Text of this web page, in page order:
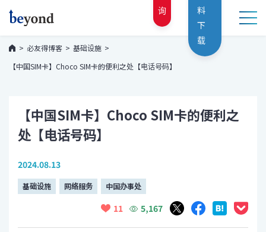
询
料
下
载
必友得博客
基础设施
【中国SIM卡】Choco SIM卡的便利之处【电话号码】
【中国SIM卡】Choco SIM卡的便利之
处【电话号码】
2024.08.13
基础设施 网络服务 中国办事处
11 5,167